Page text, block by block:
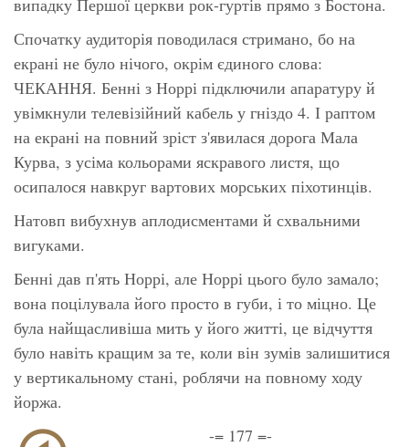
Спочатку аудиторія поводилася стримано, бо на
екрані не було нічого, окрім єдиного слова:
ЧЕКАННЯ. Бенні з Норрі підключили апаратуру й
увімкнули телевізійний кабель у гніздо 4. І раптом
на екрані на повний зріст з'явилася дорога Мала
Курва, з усіма кольорами яскравого листя, що
осипалося навкруг вартових морських піхотинців.
Натовп вибухнув аплодисментами й схвальними
вигуками.
Бенні дав п'ять Норрі, але Норрі цього було замало;
вона поцілувала його просто в губи, і то міцно. Це
була найщасливіша мить у його житті, це відчуття
було навіть кращим за те, коли він зумів залишитися
у вертикальному стані, роблячи на повному ходу
йоржа.
-= 177 =-